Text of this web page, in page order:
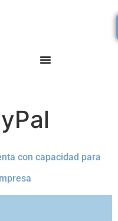
con capacidad para